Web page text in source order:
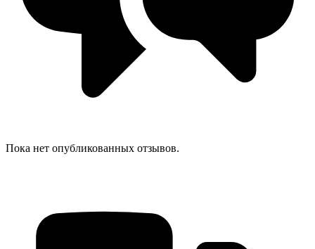
Пока нет опубликованных отзывов.